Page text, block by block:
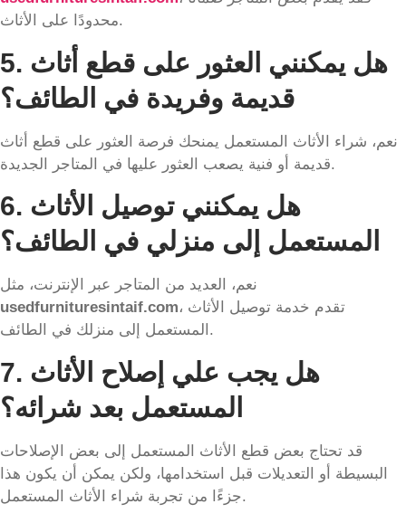
محدودًا على الأثاث.
5. هل يمكنني العثور على قطع أثاث
قديمة وفريدة في الطائف؟
نعم، شراء الأثاث المستعمل يمنحك فرصة العثور على قطع أثاث
قديمة أو فنية يصعب العثور عليها في المتاجر الجديدة.
6. هل يمكنني توصيل الأثاث
المستعمل إلى منزلي في الطائف؟
نعم، العديد من المتاجر عبر الإنترنت، مثل
usedfurnituresintaif.com، تقدم خدمة توصيل الأثاث
المستعمل إلى منزلك في الطائف.
7. هل يجب علي إصلاح الأثاث
المستعمل بعد شرائه؟
قد تحتاج بعض قطع الأثاث المستعمل إلى بعض الإصلاحات
البسيطة أو التعديلات قبل استخدامها، ولكن يمكن أن يكون هذا
جزءًا من تجربة شراء الأثاث المستعمل.